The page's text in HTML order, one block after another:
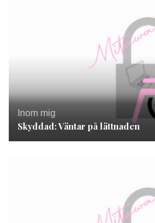
Inom mig
Skyddad: Väntar på lättnaden